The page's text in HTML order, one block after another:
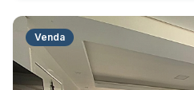
Venda